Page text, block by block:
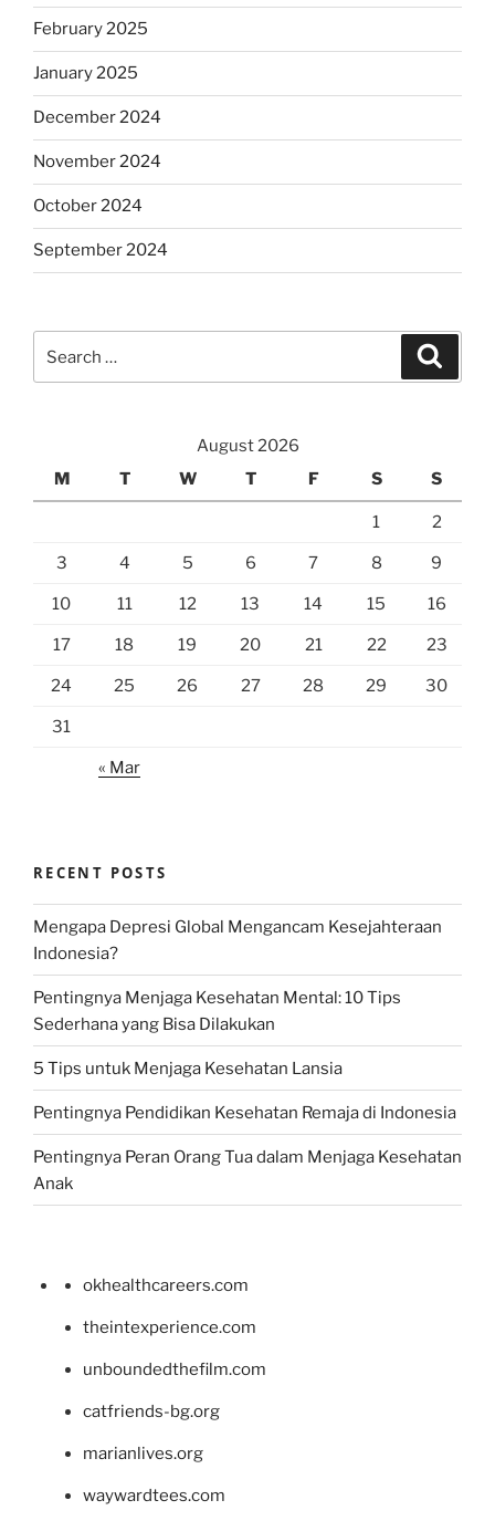
February 2025
January 2025
December 2024
November 2024
October 2024
September 2024
for:
August 2026
M
T W T F S S
1 2
3 4 5 6 7 8 9
10 11 12 13 14 15 16
17 18 19 20 21 22 23
24 25 26 27 28 29 30
31
« Mar
RECENT POSTS
Mengapa Depresi Global Mengancam Kesejahteraan
Indonesia?
Pentingnya Menjaga Kesehatan Mental: 10 Tips
Sederhana yang Bisa Dilakukan
5 Tips untuk Menjaga Kesehatan Lansia
Pentingnya Pendidikan Kesehatan Remaja di Indonesia
Pentingnya Peran Orang Tua dalam Menjaga Kesehatan
Anak
okhealthcareers.com
theintexperience.com
unboundedthefilm.com
catfriends-bg.org
marianlives.org
waywardtees.com